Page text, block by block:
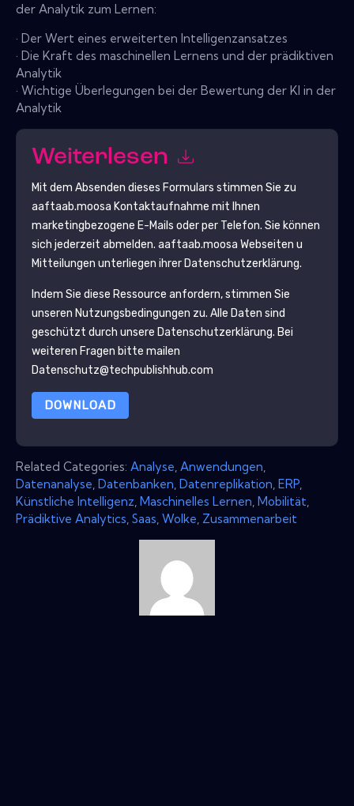
der Analytik zum Lernen:
· Der Wert eines erweiterten Intelligenzansatzes
· Die Kraft des maschinellen Lernens und der prädiktiven
Analytik
· Wichtige Überlegungen bei der Bewertung der KI in der
Analytik
Weiterlesen
Mit dem Absenden dieses Formulars stimmen Sie zu
aaftaab.moosa Kontaktaufnahme mit Ihnen
marketingbezogene E-Mails oder per Telefon. Sie können
sich jederzeit abmelden. aaftaab.moosa Webseiten u
Mitteilungen unterliegen ihrer Datenschutzerklärung.
Indem Sie diese Ressource anfordern, stimmen Sie
unseren Nutzungsbedingungen zu. Alle Daten sind
geschützt durch unsere Datenschutzerklärung. Bei
weiteren Fragen bitte mailen
Datenschutz@techpublishhub.com
DOWNLOAD
Related Categories: Analyse Anwendungen
Datenanalyse Datenbanken Datenreplikation ERP
Künstliche Intelligenz Maschinelles Lernen Mobilität
Prädiktive Analytics Saas Wolke Zusammenarbeit